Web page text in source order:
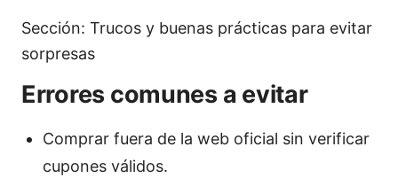
Sección: Trucos y buenas prácticas para evitar
sorpresas
Errores comunes a evitar
Comprar fuera de la web oficial sin verificar
cupones válidos.